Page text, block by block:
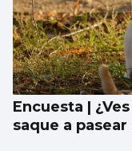
Encuesta |
saque a